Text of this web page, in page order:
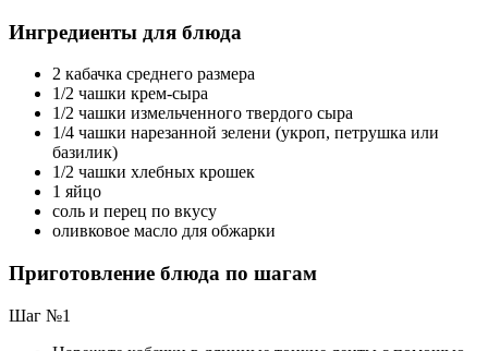
Ингредиенты для блюда
2 кабачка среднего размера
1/2 чашки крем-сыра
1/2 чашки измельченного твердого сыра
1/4 чашки нарезанной зелени (укроп, петрушка или
базилик)
1/2 чашки хлебных крошек
1 яйцо
соль и перец по вкусу
оливковое масло для обжарки
Приготовление блюда по шагам
Шаг №1